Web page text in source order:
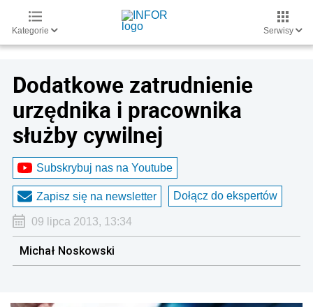
Kategorie Serwisy
Dodatkowe zatrudnienie
urzędnika i pracownika
służby cywilnej
Subskrybuj nas na Youtube
Zapisz się na newsletter Dołącz do ekspertów
09 lipca 2013, 13:34
Michał Noskowski